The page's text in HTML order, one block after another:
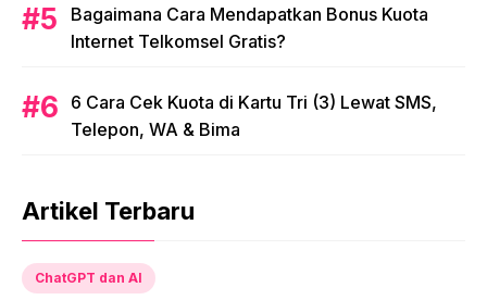
Bagaimana Cara Mendapatkan Bonus Kuota
Internet Telkomsel Gratis?
6 Cara Cek Kuota di Kartu Tri (3) Lewat SMS,
Telepon, WA & Bima
Artikel Terbaru
ChatGPT dan AI